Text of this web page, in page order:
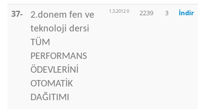
37-
2.donem fen ve
teknoloji dersi
TÜM
PERFORMANS
ÖDEVLERİNİ
OTOMATİK
DAĞITIMI
1.3.2012 0 2239 3 İndir